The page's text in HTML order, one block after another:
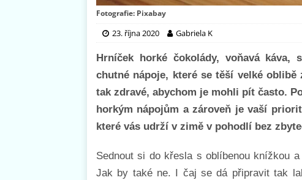
Fotografie: Pixabay
23. října 2020 Gabriela K
Hrníček horké čokolády, voňavá
chutné nápoje, které se těší velké
tak zdravé, abychom je mohli pít často.
horkým nápojům a zároveň je vaší
které vás udrží v zimě v pohodlí bez
Sednout si do křesla s oblíbenou knížkou
Jak by také ne. I čaj se dá připravit tak